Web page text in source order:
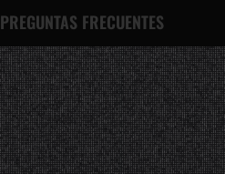
PREGUNTAS FRECUENTES